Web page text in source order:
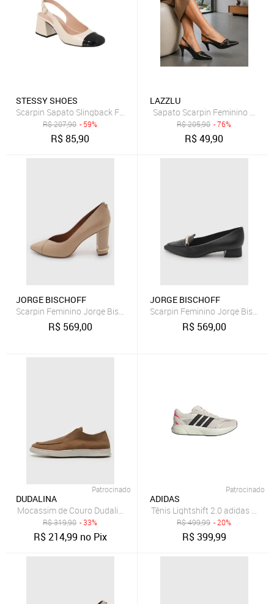
STESSY SHOES
Scarpin Sapato Slingback Feminino Salto Grosso Bico Quadrado Off
R$207,90 - 59%
R$85,90
LAZZLU
Sapato Scarpin Feminino Mule
R$205,90 - 76%
R$49,90
JORGE BISCHOFF
Scarpin Feminino Jorge Bischoff Couro Nude
R$ 569,00
JORGE BISCHOFF
Scarpin Feminino Jorge
R$ 569,00
Patrocinado
DUDALINA
Mocassim de Couro Dudalina Loafer Marrom
R$319,90 - 33%
R$214,99 no Pix
Patrocinado
ADIDAS
Tênis Lightshift 2.0 adidas
R$499,99 - 20%
R$399,99